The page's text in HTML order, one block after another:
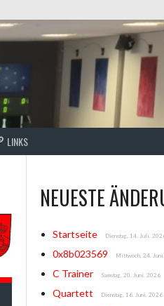
LINKS
NEUESTE
Startseite Dienstag, 14. Juli.
0x8b023569 Mittwoch, 24.
C Trainer Samstag, 20. Juni. 2026
Quartett Dienstag, 16. Juni. 2026